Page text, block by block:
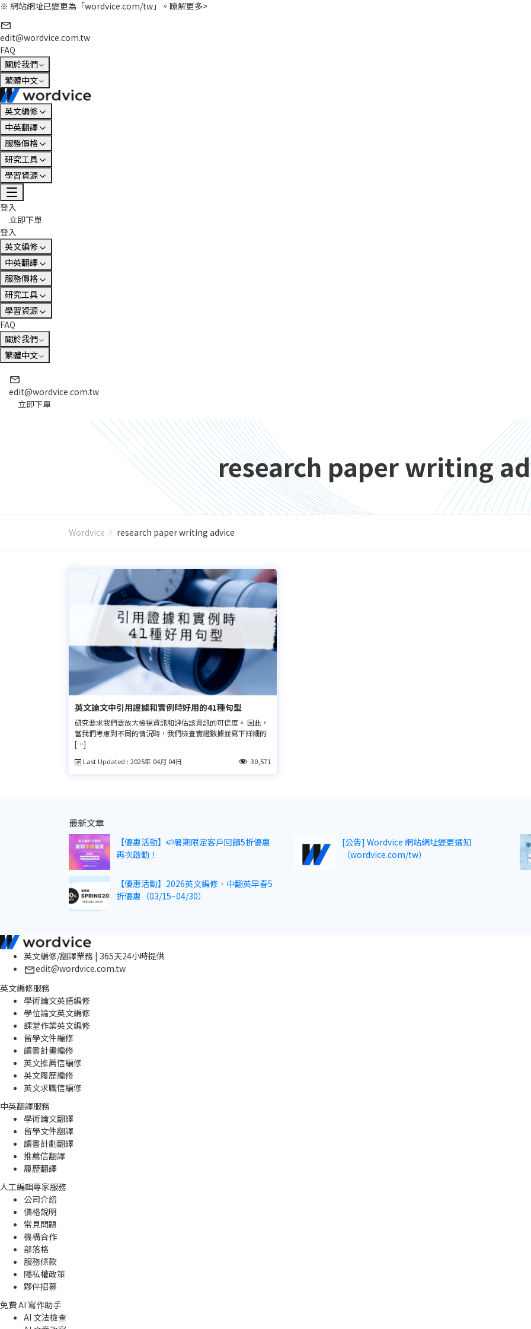
※ 網站網址已變更為「wordvice.com/tw」。 瞭解更多>
edit@wordvice.com.tw
FAQ
關於我們
繁體中文
英文編修
中英翻譯
服務價格
研究工具
學習資源
登入
立即下單
登入
英文編修
中英翻譯
服務價格
研究工具
學習資源
FAQ
關於我們
繁體中文
edit@wordvice.com.tw
立即下單
research paper writing
Wordvice research paper writing advice
英文論文中引用證據和實例時好用的41種句型
研究要求我們要放大檢視資訊和評估該資訊的可信度。 因此，
當我們考慮到不同的情況時，我們檢查實證數據並寫下詳細的
[…]
Last Updated : 2025年 04月 04日 30,571
最新文章
【優惠活動】🍉暑期限定客戶回饋5折優惠
再次啟動！
[公告] Wordvice 網站網址變更通知
（wordvice.com/tw）
【優惠活動】2026英文編修．中翻英早春5
折優惠（03/15~04/30）
英文編修/翻譯業務 | 365天24小時提供
edit@wordvice.com.tw
英文編修服務
學術論文英語編修
學位論文英文編修
課堂作業英文編修
留學文件編修
讀書計畫編修
英文推薦信編修
英文履歷編修
英文求職信編修
中英翻譯服務
學術論文翻譯
留學文件翻譯
讀書計劃翻譯
推薦信翻譯
履歷翻譯
人工編輯專家服務
公司介紹
價格說明
常見問題
機構合作
部落格
服務條款
隱私權政策
夥伴招募
免費 AI 寫作助手
AI 文法檢查